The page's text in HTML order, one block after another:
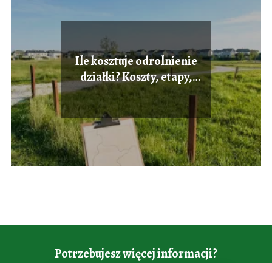
Ile kosztuje odrolnienie
działki? Koszty, etapy,
formalności
Potrzebujesz więcej informacji?